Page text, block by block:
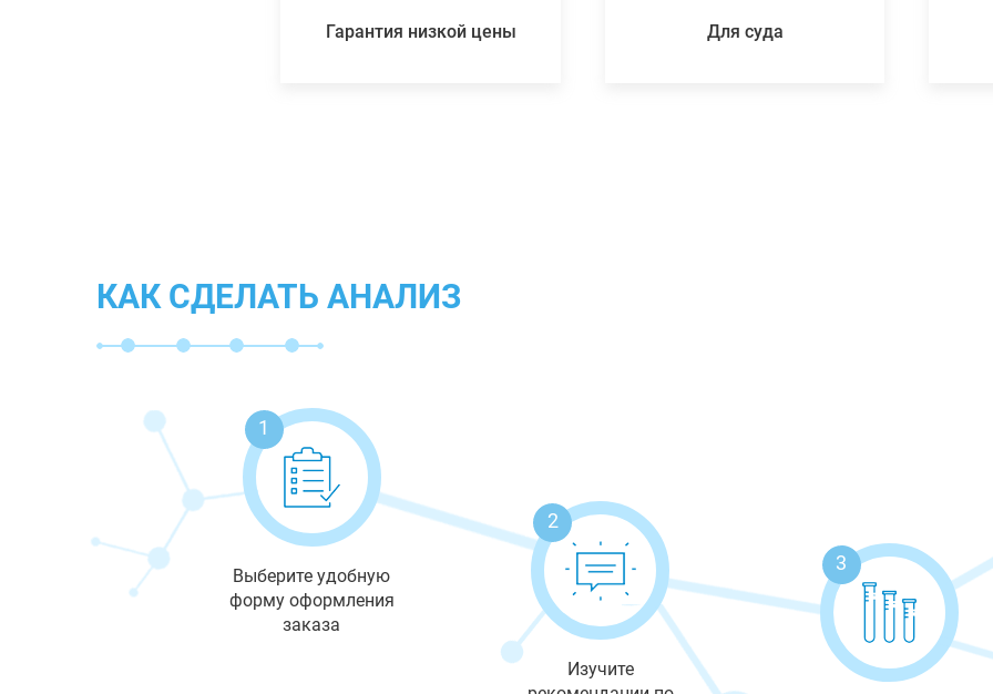
Гарантия низкой цены Для суда
КАК СДЕЛАТЬ АНАЛИЗ
1
Выберите удобную
форму оформления
заказа
2
Изучите
3